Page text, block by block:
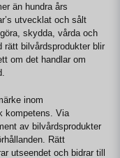
än hundra års
utvecklat och sålt
skydda, vårda och
rätt bilvårdsprodukter blir
om det handlar om
inom
kompetens. Via
av bilvårdsprodukter
Rätt
utseendet och bidrar till